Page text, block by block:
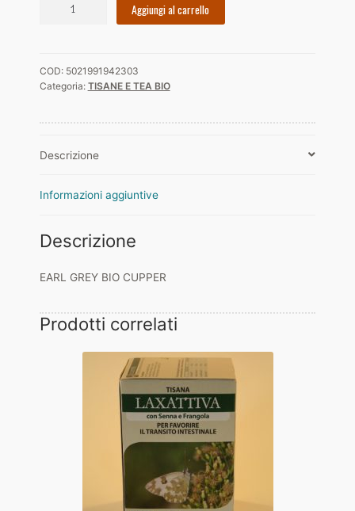
quantità
Aggiungi al carrello
COD: 5021991942303
Categoria: TISANE E TEA BIO
Descrizione
Informazioni aggiuntive
Descrizione
EARL GREY BIO CUPPER
Prodotti correlati